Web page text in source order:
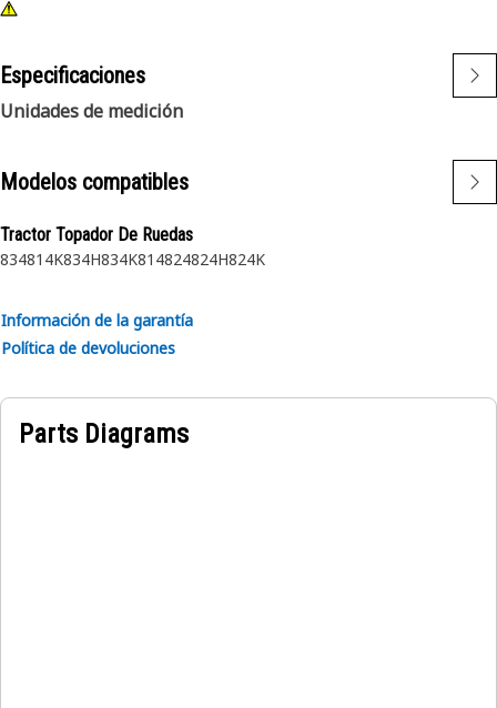
se usan para establecer y mantener la relación funcional
Atributos:
• Recubrimientos que cumplen requisitos especiales para
• Se usa con tornillería M16
Aplicación:
Especificaciones
Unidades de medición
Modelos compatibles
Tractor Topador De Ruedas
834814K834H834K814824824H824K
Información de la garantía
Política de devoluciones
Parts Diagrams